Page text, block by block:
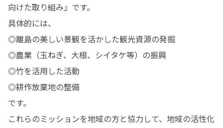
向けた取り組み』です。
具体的には、
◎離島の美しい景観を活かした観光資源の発掘
◎農業（玉ねぎ、大根、シイタケ等）の振興
◎竹を活用した活動
◎耕作放棄地の整備
です。
これらのミッションを地域の方と協力して、地域の活性化